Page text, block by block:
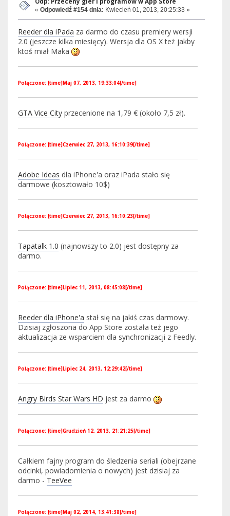
« Odpowiedź #154 dnia: Kwiecień 01, 2013, 20:25:33 »
Reeder dla iPada za darmo do czasu premiery wersji
2.0 (jeszcze kilka miesięcy). Wersja dla OS X też jakby
ktoś miał Maka
Połączone: [time]Maj 07, 2013, 19:33:04[/time]
GTA Vice City przecenione na 1,79 € (około 7,5 zł).
Połączone: [time]Czerwiec 27, 2013, 16:10:39[/time]
Adobe Ideas dla iPhone'a oraz iPada stało się
darmowe (kosztowało 10$)
Połączone: [time]Czerwiec 27, 2013, 16:10:23[/time]
Tapatalk 1.0 (najnowszy to 2.0) jest dostępny za
darmo.
Połączone: [time]Lipiec 11, 2013, 08:45:08[/time]
Reeder dla iPhone'a stał się na jakiś czas darmowy.
Dzisiaj zgłoszona do App Store została też jego
aktualizacja ze wsparciem dla synchronizacji z Feedly.
Połączone: [time]Lipiec 24, 2013, 12:29:42[/time]
Angry Birds Star Wars HD jest za darmo
Połączone: [time]Grudzień 12, 2013, 21:21:25[/time]
Całkiem fajny program do śledzenia seriali (obejrzane
odcinki, powiadomienia o nowych) jest dzisiaj za
darmo - TeeVee
Połączone: [time]Maj 02, 2014, 13:41:38[/time]